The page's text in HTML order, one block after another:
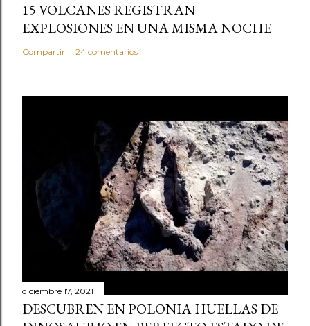
15 VOLCANES REGISTRAN
EXPLOSIONES EN UNA MISMA NOCHE
Compartir 24 comentarios
diciembre 17, 2021
DESCUBREN EN POLONIA HUELLAS DE